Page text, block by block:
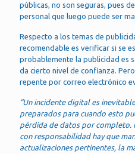
públicas, no son seguras, pues
personal que luego puede ser
Respecto a los temas de
recomendable es verificar si se
probablemente la publicidad es
da cierto nivel de confianza.
repente por correo electrónico
“Un incidente digital es
preparados para cuando esto
pérdida de datos por completo.
con responsabilidad hay que
actualizaciones pertinentes, la